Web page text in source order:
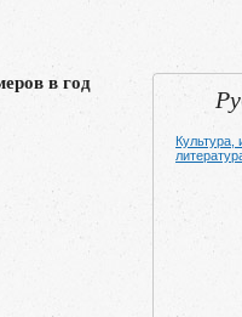
в год
Культура,